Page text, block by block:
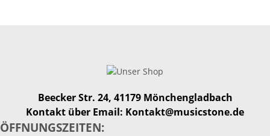
Beecker Str. 24, 41179 Mönchengladbach
Kontakt über Email: Kontakt@musicstone.de
ÖFFNUNGSZEITEN: